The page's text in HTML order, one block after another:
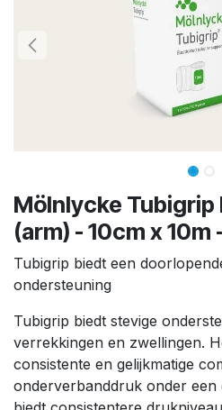
Mölnlycke Tubigrip
(arm) - 10cm x 10m
Tubigrip biedt een
ondersteuning
Tubigrip biedt stevige
verrekkingen en zwellingen.
consistente en gelijkmatige
onderverbanddruk onder een